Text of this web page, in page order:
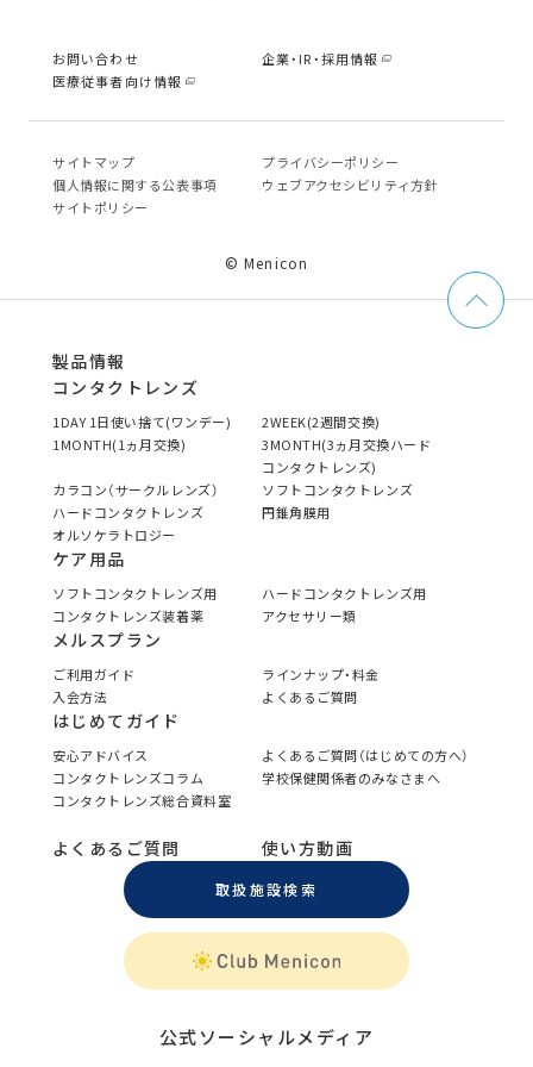
お問い合わせ
企業・IR・採用情報
医療従事者向け情報
サイトマップ
プライバシーポリシー
個⼈情報に関する公表事項
ウェブアクセシビリティ方針
サイトポリシー
© Menicon
製品情報
コンタクトレンズ
1DAY 1日使い捨て(ワンデー)
2WEEK(2週間交換)
1MONTH(1ヵ月交換)
3MONTH(3ヵ月交換ハード
コンタクトレンズ)
カラコン（サークルレンズ）
ソフトコンタクトレンズ
ハードコンタクトレンズ
円錐角膜用
オルソケラトロジー
ケア用品
ソフトコンタクトレンズ用
ハードコンタクトレンズ用
コンタクトレンズ装着薬
アクセサリー類
メルスプラン
ご利用ガイド
ラインナップ・料金
入会方法
よくあるご質問
はじめてガイド
安心アドバイス
よくあるご質問（はじめての方へ）
コンタクトレンズコラム
学校保健関係者のみなさまへ
コンタクトレンズ総合資料室
よくあるご質問 使い方動画
取扱施設検索
公式ソーシャルメディア